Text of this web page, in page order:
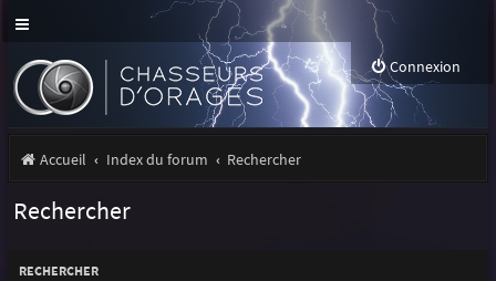
Connexion
Accueil Index du forum Rechercher
Rechercher
RECHERCHER